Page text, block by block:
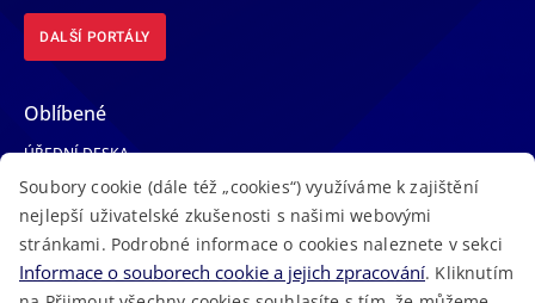
DALŠÍ PORTÁLY
Oblíbené
ÚŘEDNÍ DESKA
TELEFONNÍ SEZNAM
LÉKAŘSKÁ POHOTOVOST
VOLNÁ MÍSTA
AKTUALITY
Soubory cookie (dále též „cookies“) využíváme k zajištění
nejlepší uživatelské zkušenosti s našimi webovými
stránkami. Podrobné informace o cookies naleznete v sekci
Informace o souborech cookie a jejich zpracování. Kliknutím